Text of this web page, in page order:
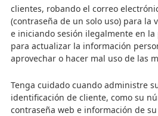
clientes, robando el correo
(contraseña de un solo uso) para la
e iniciando sesión ilegalmente en la
para actualizar la información
aprovechar o hacer mal uso de las
Tenga cuidado cuando administre
identificación de cliente, como su
contraseña web e información de